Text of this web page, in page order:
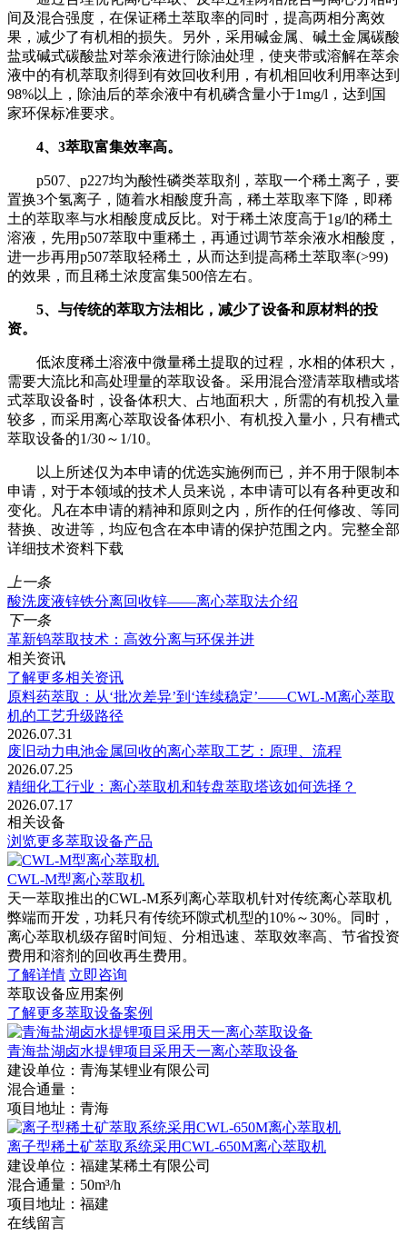
间及混合强度，在保证稀土萃取率的同时，提高两相分离效
果，减少了有机相的损失。另外，采用碱金属、碱土金属碳酸
盐或碱式碳酸盐对萃余液进行除油处理，使夹带或溶解在萃余
液中的有机萃取剂得到有效回收利用，有机相回收利用率达到
98%以上，除油后的萃余液中有机磷含量小于1mg/l，达到国
家环保标准要求。
4、3萃取富集效率高。
p507、p227均为酸性磷类萃取剂，萃取一个稀土离子，要
置换3个氢离子，随着水相酸度升高，稀土萃取率下降，即稀
土的萃取率与水相酸度成反比。对于稀土浓度高于1g/l的稀土
溶液，先用p507萃取中重稀土，再通过调节萃余液水相酸度，
进一步再用p507萃取轻稀土，从而达到提高稀土萃取率(>99)
的效果，而且稀土浓度富集500倍左右。
5、与传统的萃取方法相比，减少了设备和原材料的投
资。
低浓度稀土溶液中微量稀土提取的过程，水相的体积大，
需要大流比和高处理量的萃取设备。采用混合澄清萃取槽或塔
式萃取设备时，设备体积大、占地面积大，所需的有机投入量
较多，而采用离心萃取设备体积小、有机投入量小，只有槽式
萃取设备的1/30～1/10。
以上所述仅为本申请的优选实施例而已，并不用于限制本
申请，对于本领域的技术人员来说，本申请可以有各种更改和
变化。凡在本申请的精神和原则之内，所作的任何修改、等同
替换、改进等，均应包含在本申请的保护范围之内。完整全部
详细技术资料下载
上一条
酸洗废液锌铁分离回收锌——离心萃取法介绍
下一条
革新钨萃取技术：高效分离与环保并进
相关资讯
了解更多相关资讯
原料药萃取：从‘批次差异’到‘连续稳定’——CWL-M离心萃取
机的工艺升级路径
2026.07.31
废旧动力电池金属回收的离心萃取工艺：原理、流程
2026.07.25
精细化工行业：离心萃取机和转盘萃取塔该如何选择？
2026.07.17
相关设备
浏览更多萃取设备产品
CWL-M型离心萃取机
天一萃取推出的CWL-M系列离心萃取机针对传统离心萃取机
弊端而开发，功耗只有传统环隙式机型的10%～30%。同时，
离心萃取机级存留时间短、分相迅速、萃取效率高、节省投资
费用和溶剂的回收再生费用。
了解详情 立即咨询
萃取设备应用案例
了解更多萃取设备案例
青海盐湖卤水提锂项目采用天一离心萃取设备
建设单位： 青海某锂业有限公司
混合通量：
项目地址： 青海
离子型稀土矿萃取系统采用CWL-650M离心萃取机
建设单位： 福建某稀土有限公司
混合通量： 50m³/h
项目地址： 福建
在线留言